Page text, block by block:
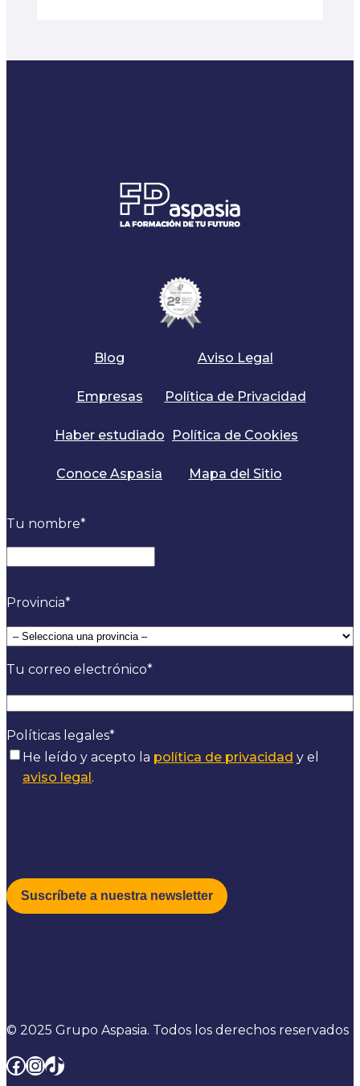
Blog
Empresas
Haber estudiado
Conoce Aspasia
Aviso Legal
Política de Privacidad
Política de Cookies
Mapa del Sitio
Tu nombre*
Provincia*
Tu correo electrónico*
Políticas legales*
He leído y acepto la política de privacidad y el
aviso legal .
© 2025 Grupo Aspasia. Todos los derechos reservados